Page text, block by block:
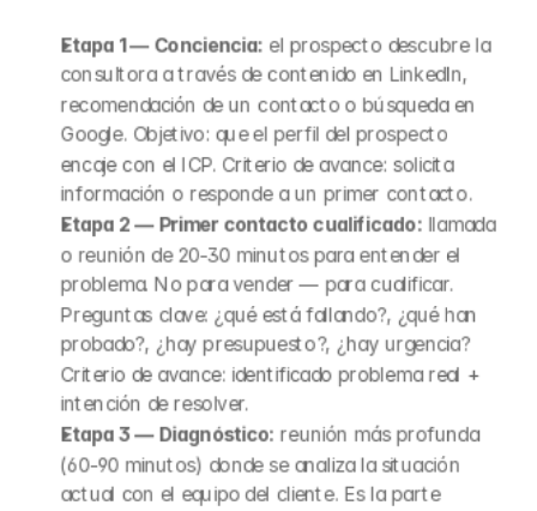
Etapa 1 — Conciencia: el prospecto descubre la
consultora a través de contenido en LinkedIn,
recomendación de un contacto o búsqueda en
Google. Objetivo: que el perfil del prospecto
encaje con el ICP. Criterio de avance: solicita
información o responde a un primer contacto.
Etapa 2 — Primer contacto cualificado: llamada
o reunión de 20-30 minutos para entender el
problema. No para vender — para cualificar.
Preguntas clave: ¿qué está fallando?, ¿qué han
probado?, ¿hay presupuesto?, ¿hay urgencia?
Criterio de avance: identificado problema real +
intención de resolver.
Etapa 3 — Diagnóstico: reunión más profunda
(60-90 minutos) donde se analiza la situación
actual con el equipo del cliente. Es la parte